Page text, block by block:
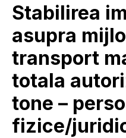
Stabilirea
asupra
transport
totala
tone –
fizice/